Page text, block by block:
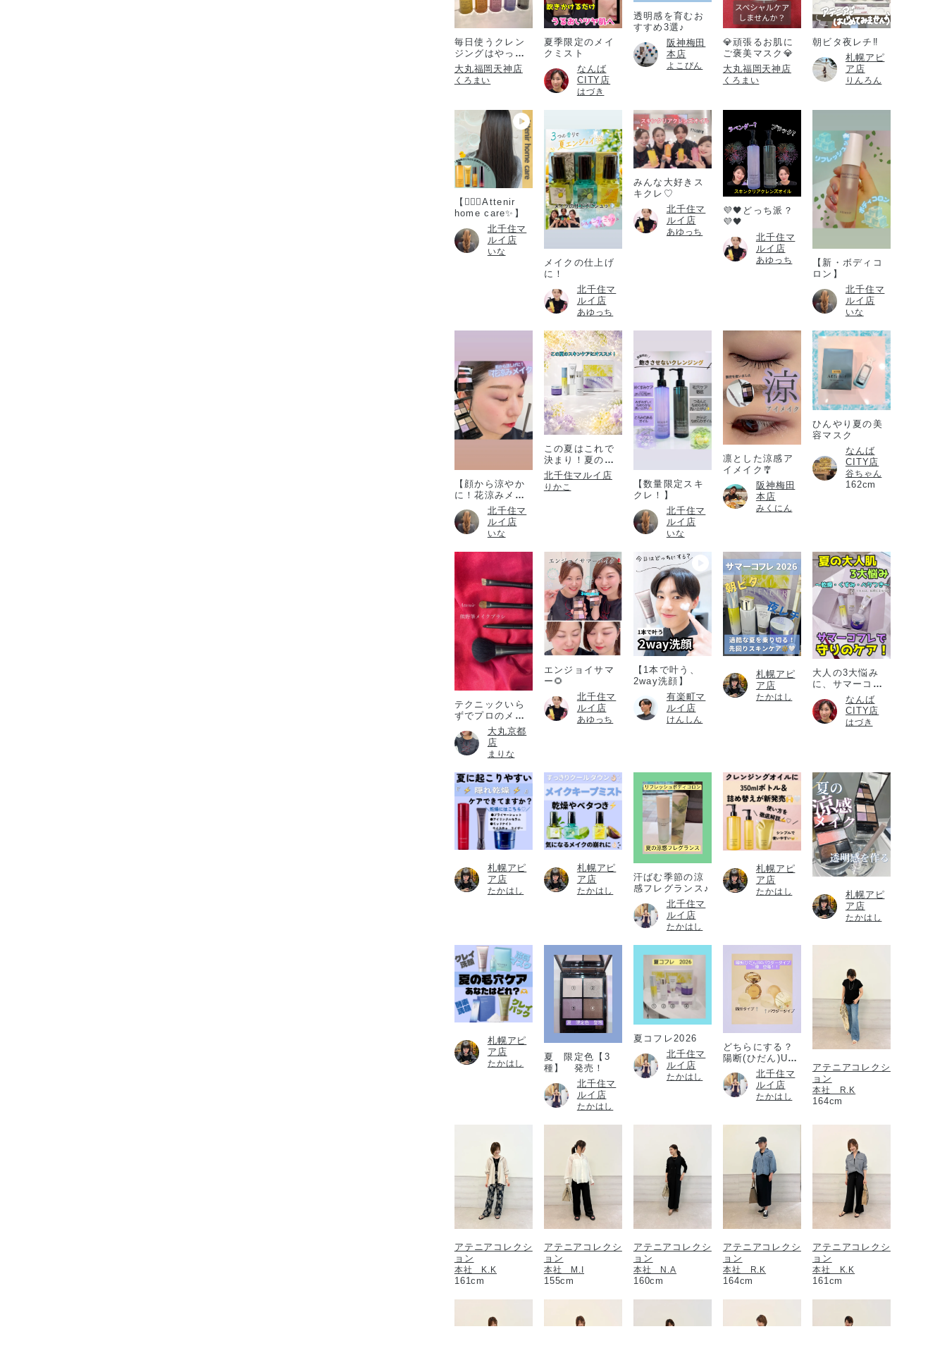
毎日使うクレン
ジングはやっぱ
りアテニア💎
大丸福岡天神店
くろまい
夏季限定のメイ
クミスト
なんば
CITY店
はづき
透明感を育むお
すすめ3選♪
阪神梅田
本店
よこぴん
💎頑張るお肌に
ご褒美マスク💎
大丸福岡天神店
くろまい
朝ビタ夜レチ‼️
札幌アピ
ア店
りんろん
【💆🏻‍♀️Attenir
home care✨】
北千住マ
ルイ店
いな
メイクの仕上げ
に！
北千住マ
ルイ店
あゆっち
みんな大好きス
キクレ♡
北千住マ
ルイ店
あゆっち
💜🖤どっち派？
💜🖤
北千住マ
ルイ店
あゆっち
【新・ボディコ
ロン】
北千住マ
ルイ店
いな
【顔から涼やか
に！花涼みメイ
北千住マ
ルイ店
いな
この夏はこれで
決まり！夏のコ
フレ！
北千住マルイ店
りかこ
【数量限定スキ
クレ！】
北千住マ
ルイ店
いな
凛とした涼感ア
イメイク🎐
阪神梅田
本店
みくにん
ひんやり夏の美
容マスク
なんば
CITY店
谷ちゃん
162cm
テクニックいら
ずでプロのメイ
ク仕上がりを✨
大丸京都
店
まりな
エンジョイサマ
ー🌻
北千住マ
ルイ店
あゆっち
【1本で叶う、
2way洗顔】
有楽町マ
ルイ店
けんしん
札幌アピ
ア店
たかはし
大人の3大悩み
に、サマーコフ
なんば
CITY店
はづき
札幌アピ
ア店
たかはし
札幌アピ
ア店
たかはし
汗ばむ季節の涼
感フレグランス♪
北千住マ
ルイ店
たかはし
札幌アピ
ア店
たかはし
札幌アピ
ア店
たかはし
札幌アピ
ア店
たかはし
夏 限定色【3
種】 発売！
北千住マ
ルイ店
たかはし
夏コフレ2026
北千住マ
ルイ店
たかはし
どちらにする？
陽断(ひだん)UV
パウダー北千住マ
ルイ店
たかはし
アテニアコレクシ
ョン
本社 R.K
164cm
アテニアコレクシ
ョン
本社 K.K
161cm
アテニアコレクシ
ョン
本社 M.I
155cm
アテニアコレクシ
ョン
本社 N.A
160cm
アテニアコレクシ
ョン
本社 R.K
164cm
アテニアコレクシ
ョン
本社 K.K
161cm